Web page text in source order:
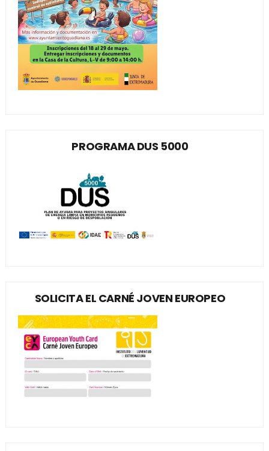
PROGRAMA DUS 5000
SOLICITA EL CARNÉ JOVEN EUROPEO